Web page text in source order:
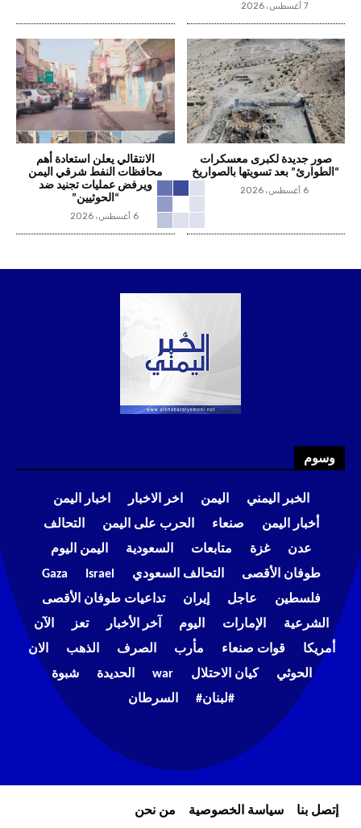
7 أغسطس، 2026
صور جديدة لكبرى معسكرات
“الطوارئ” بعد تسويتها بالصواريخ
6 أغسطس، 2026
الانتقالي يعلن استعادة أهم
محافظات النفط شرقي اليمن
ويرفض عمليات تجنيد ضد
“الحوثيين”
6 أغسطس، 2026
وسوم
الخبر اليمني اليمن اخر الاخبار
اخبار اليمن
أخبار اليمن
صنعاء الحرب على اليمن
التحالف
عدن
غزة متابعات السعودية
اليمن اليوم
طوفان الأقصى
التحالف السعودي Israel
Gaza
فلسطين
عاجل إيران
تداعيات طوفان الأقصى
الشرعية
الإمارات اليوم آخر الأخبار تعز
الآن
أمريكا
قوات صنعاء مأرب الصرف الذهب
الان
الحوثي
كيان الاحتلال war الحديدة
شبوة
#لبنان#
السرطان
إتصل بنا سياسة الخصوصية من نحن